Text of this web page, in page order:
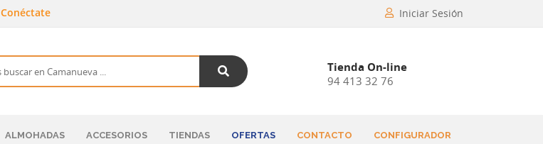
Conéctate Iniciar Sesión
Tienda On-line
94 413 32 76
ALMOHADAS ACCESORIOS TIENDAS OFERTAS CONTACTO CONFIGURADOR